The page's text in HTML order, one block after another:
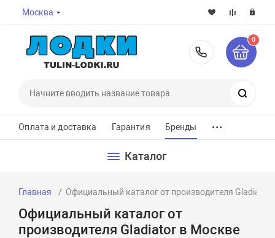
Москва
8-800-
0
Оплата и доставка Гарантия Бренды ...
Каталог
Главная Официальный каталог от производителя Gladiator
Официальный каталог от
производителя Gladiator в Москве